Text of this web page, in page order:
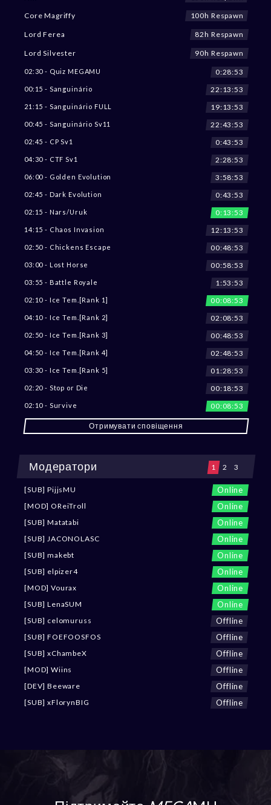
Core Magriffy 100h Respawn
Lord Ferea 82h Respawn
Lord Silvester 90h Respawn
02:30 - Quiz MEGAMU 0:28:51
00:15 - Sanguinário 22:13:51
21:15 - Sanguinário FULL 19:13:51
00:45 - Sanguinário Sv11 22:43:51
02:45 - CP Sv1 0:43:51
04:30 - CTF Sv1 2:28:51
06:00 - Golden Evolution 3:58:51
02:45 - Dark Evolution 0:43:51
02:15 - Nars/Uruk 0:13:51
14:15 - Chaos Invasion 12:13:51
02:50 - Chickens Escape 00:48:51
03:00 - Lost Horse 00:58:51
03:55 - Battle Royale 1:53:51
02:10 - Ice Tem.[Rank 1] 00:08:51
04:10 - Ice Tem.[Rank 2] 02:08:51
02:50 - Ice Tem.[Rank 3] 00:48:51
04:50 - Ice Tem.[Rank 4] 02:48:51
03:30 - Ice Tem.[Rank 5] 01:28:51
02:20 - Stop or Die 00:18:51
02:10 - Survive 00:08:51
Отримувати сповіщення
Модератори 1 2 3
[SUB] PijjsMU Online
[MOD] OReiTroll Online
[SUB] Matatabi Online
[SUB] JACONOLASC Online
[SUB] makebt Online
[SUB] elpizer4 Online
[MOD] Vourax Online
[SUB] LenaSUM Online
[SUB] celomuruss Offline
[SUB] FOEFOOSFOS Offline
[SUB] xChambeX Offline
[MOD] Wiins Offline
[DEV] Beeware Offline
[SUB] xFlorynBIG Offline